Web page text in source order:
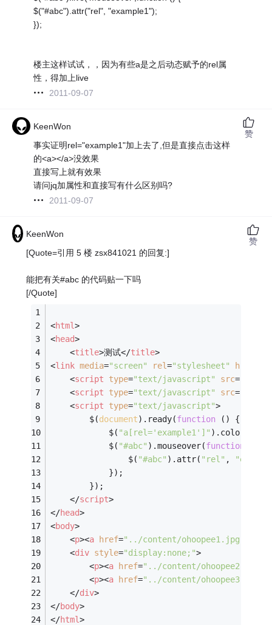
$("#abc").attr("rel", "example1");
});
楼主这样试试，，因为有些a是之后动态赋予的rel属
性，得加上live
2011-09-07
KeenWon
事实证明rel="example1"加上去了,但是直接点击这样
的<a></a>没效果
直接写上就有效果
请问jq加属性和直接写有什么区别吗?
2011-09-07
赞
KeenWon
[Quote=引用 5 楼 zsx841021 的回复:]
能把有关#abc 的代码贴一下吗
[/Quote]
<html>
<head>
<title>测试</title>
<link media="screen" rel="stylesheet" href
<script type="text/javascript" src=
<script type="text/javascript" src=
<script type="text/javascript">
	    $(
document).ready(function ( ) {
	        $(
"a[rel='example1']"
	        $(
"#abc" ).mouseover(function
	            $(
"#abc" ).attr( "rel" ,
	        });
	    });
</script>
</head>
<body>
<p><a href="../content/ohoopee1.jpg"
<div style="display:none;">
<p><a href="../content/ohoopee2.jpg"
<p><a href="../content/ohoopee3.jpg"
</div>
</body>
</html>
赞